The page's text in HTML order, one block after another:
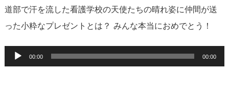
道部で汗を流した看護学校の天使たちの晴れ姿に仲間が送
った小粋なプレゼントとは？ みんな本当におめでとう！
声
00:00 00:00